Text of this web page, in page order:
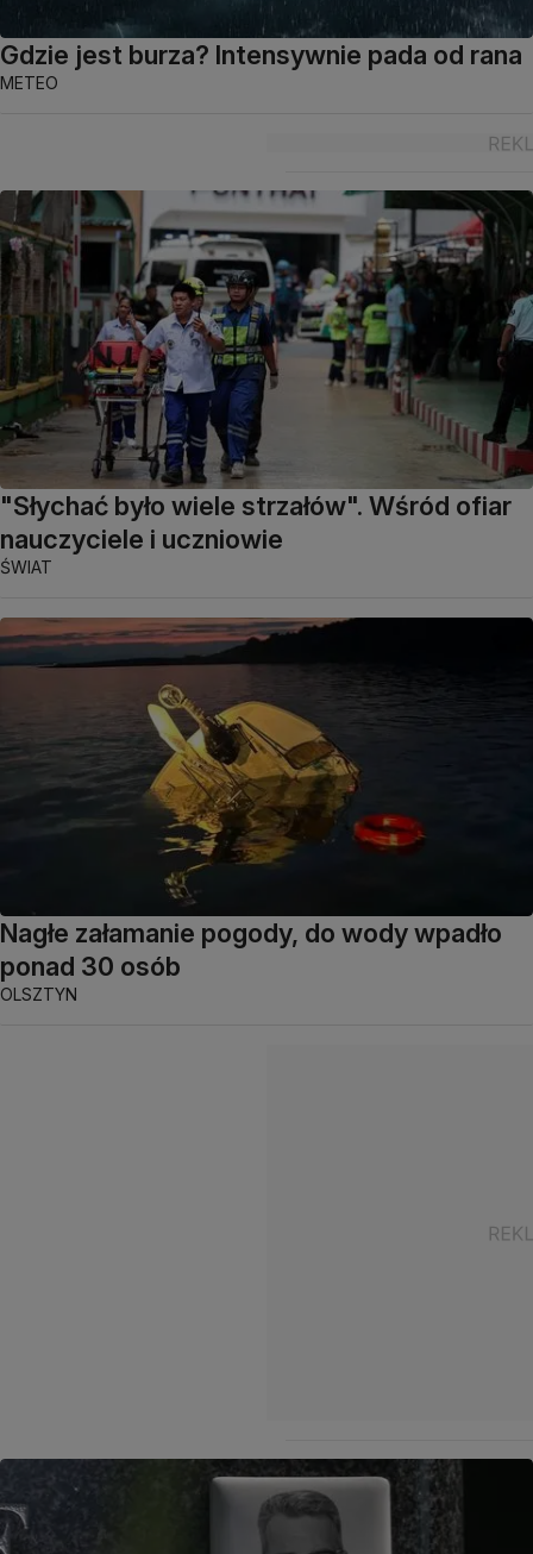
Gdzie jest burza? Intensywnie pada od rana
METEO
"Słychać było wiele strzałów". Wśród ofiar
nauczyciele i uczniowie
ŚWIAT
Nagłe załamanie pogody, do wody wpadło
ponad 30 osób
OLSZTYN